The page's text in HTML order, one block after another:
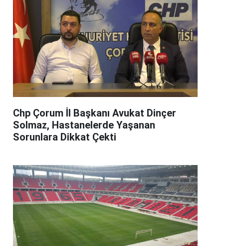
Chp Çorum İl Başkanı Avukat Dinçer
Solmaz, Hastanelerde Yaşanan
Sorunlara Dikkat Çekti